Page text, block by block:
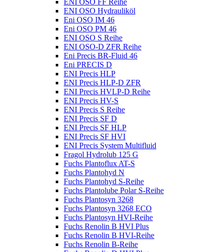
ENI OSO FF Reihe
ENI OSO Hydrauliköl
Eni OSO IM 46
Eni OSO PM 46
ENI OSO S Reihe
ENI OSO-D ZFR Reihe
Eni Precis BR-Fluid 46
Eni PRECIS D
ENI Precis HLP
ENI Precis HLP-D ZFR
ENI Precis HVLP-D Reihe
ENI Precis HV-S
ENI Precis S Reihe
ENI Precis SF D
ENI Precis SF HLP
ENI Precis SF HVI
ENI Precis System Multifluid
Fragol Hydrolub 125 G
Fuchs Plantoflux AT-S
Fuchs Plantohyd N
Fuchs Plantohyd S-Reihe
Fuchs Plantolube Polar S-Reihe
Fuchs Plantosyn 3268
Fuchs Plantosyn 3268 ECO
Fuchs Plantosyn HVI-Reihe
Fuchs Renolin B HVI Plus
Fuchs Renolin B HVI-Reihe
Fuchs Renolin B-Reihe